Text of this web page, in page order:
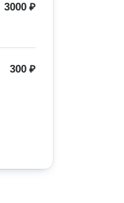
3000 ₽
300 ₽